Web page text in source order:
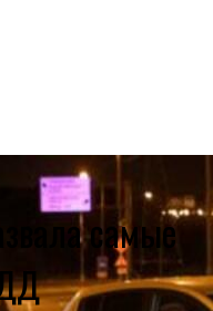
самые